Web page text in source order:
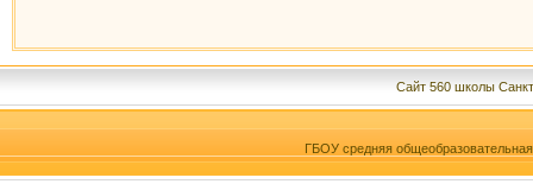
Сайт 560 школы
ГБОУ средняя